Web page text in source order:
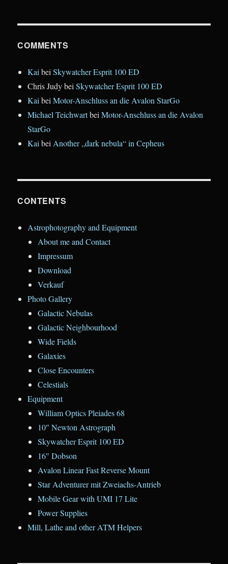
COMMENTS
Kai beiSkywatcher Esprit 100 ED
Chris JudybeiSkywatcher Esprit 100 ED
Kai beiMotor-Anschluss an die Avalon StarGo
Michael TeichwartbeiMotor-Anschluss an die Avalon
StarGo
Kai bei Another „dark nebula“ in Cepheus
CONTENTS
Astrophotography and Equipment
About me and Contact
Impressum
Download
Verkauf
Photo Gallery
Galactic Nebulas
Galactic Neighbourhood
Wide Fields
Galaxies
Close Encounters
Celestials
Equipment
William Optics Pleiades 68
10″ Newton Astrograph
Skywatcher Esprit 100 ED
16″ Dobson
Avalon Linear Fast Reverse Mount
Star Adventurer mit Zweiachs-Antrieb
Mobile Gear with UMI 17 Lite
Power Supplies
Mill, Lathe and other ATM Helpers